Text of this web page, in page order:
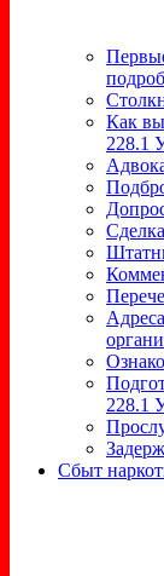
Как
228.1
228.1
Сбыт